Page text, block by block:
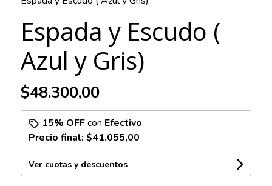
Espada y Escudo (
Azul y Gris)
$48.300,00
15% OFFcon Efectivo
Precio final: $41.055,00
Ver cuotas y descuentos